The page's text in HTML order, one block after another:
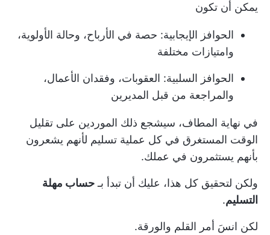
يمكن أن تكون
الحوافز الإيجابية: حصة في الأرباح، وحالة الأولوية،
وامتيازات مختلفة
الحوافز السلبية: العقوبات، وفقدان الأعمال،
والمراجعة من قبل المديرين
في نهاية المطاف، سيشجع ذلك الموردين على تقليل
الوقت المستغرق في كل عملية تسليم لأنهم يشعرون
بأنهم يستثمرون في عملك.
ولكن لتحقيق كل هذا، عليك أن تبدأ بـ حساب مهلة
التسليم.
لكن انسَ أمر القلم والورقة.